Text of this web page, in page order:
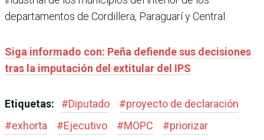
departamentos de Cordillera, Paraguarí y Central.
Siga informado con: Peña defiende sus decisiones
tras la imputación del extitular del IPS
Etiquetas: #Diputado #proyecto de declaración
#exhorta #Ejecutivo #MOPC #priorizar